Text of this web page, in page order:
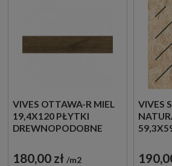
VIVES OTTAWA-R MIEL
19,4X120 PŁYTKI
DREWNOPODOBNE
180,00 zł m2
VIVES